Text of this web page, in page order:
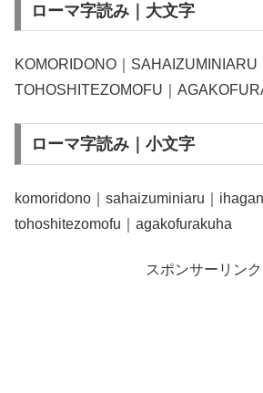
ローマ字読み｜大文字
KOMORIDONO｜SAHAIZUMINIARU
TOHOSHITEZOMOFU｜
ローマ字読み｜小文字
komoridono｜sahaizuminiaru｜
tohoshitezomofu｜agakofurakuha
スポンサーリンク